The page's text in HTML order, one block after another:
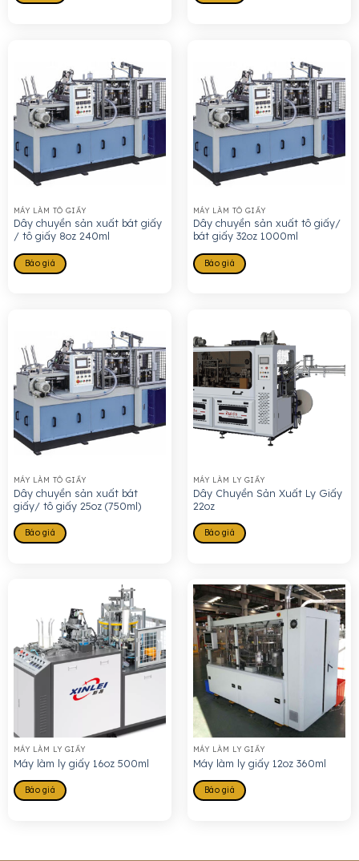
MÁY LÀM TÔ GIẤY
Dây chuyền sản xuất bát giấy
/ tô giấy 8oz 240ml
Báo giá
MÁY LÀM TÔ GIẤY
Dây chuyền sản xuất tô giấy/
bát giấy 32oz 1000ml
Báo giá
MÁY LÀM TÔ GIẤY
Dây chuyền sản xuất bát
giấy/ tô giấy 25oz (750ml)
Báo giá
MÁY LÀM LY GIẤY
Dây Chuyền Sản Xuất Ly Giấy
22oz
Báo giá
MÁY LÀM LY GIẤY
Máy làm ly giấy 16oz 500ml
Báo giá
MÁY LÀM LY GIẤY
Máy làm ly giấy 12oz 360ml
Báo giá